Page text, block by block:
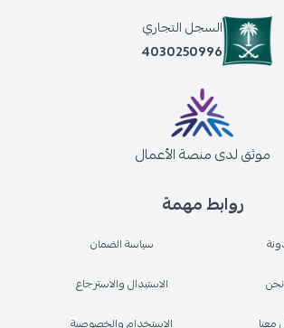
روابط مهمة
معنا
سياسة الضمان
الاستبدال والاسترجاع
الاستخدام والخصوصية
السجل التجاري
4030250996
موثق لدى منصة الأعمال